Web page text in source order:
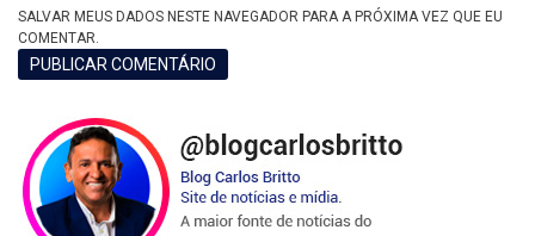
SALVAR MEUS DADOS NESTE NAVEGADOR PARA A PRÓXIMA VEZ QUE EU
COMENTAR.